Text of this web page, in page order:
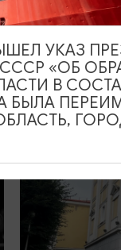
Светлогорск,
ОТ 500₽
УКАЗ
«ОБ
В
БЫЛА